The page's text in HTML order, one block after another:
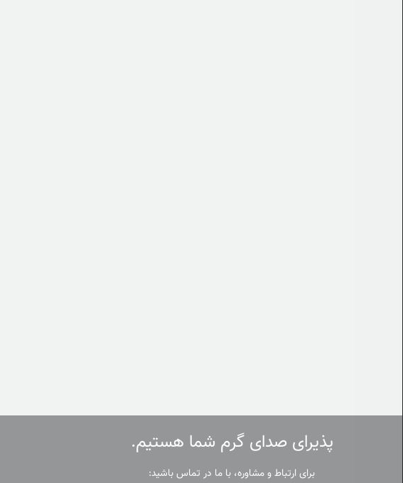
پذیرای صدای گرم شما هستیم.
برای ارتباط و مشاوره، با ما در تماس باشید: